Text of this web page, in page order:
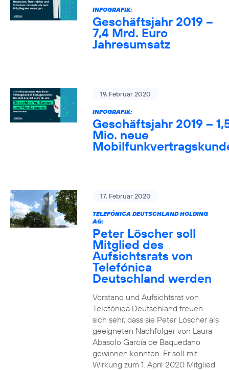
INFOGRAFIK:
Geschäftsjahr 2019 –
7,4 Mrd. Euro
Jahresumsatz
19. Februar 2020
INFOGRAFIK:
Geschäftsjahr 2019 –
Mio. neue
17. Februar 2020
TELEFÓNICA DEUTSCHLAND HOLDING
AG:
Peter Löscher soll
Mitglied des
Aufsichtsrats von
Telefónica
Deutschland werden
Vorstand und Aufsichtsrat von
Telefónica Deutschland freuen
sich sehr, dass sie Peter Löscher als
geeigneten Nachfolger von Laura
Abasolo García de Baquedano
gewinnen konnten. Er soll mit
Wirkung zum 1. April 2020 Mitglied